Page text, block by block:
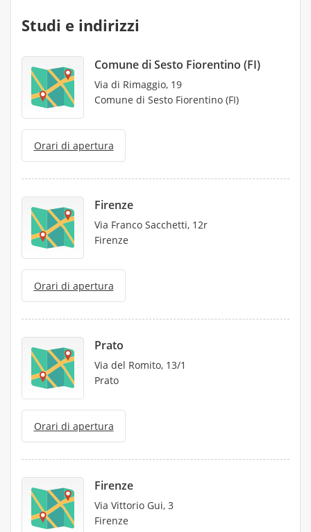
Studi e indirizzi
Comune di Sesto Fiorentino (FI)
Via di Rimaggio, 19
Comune di Sesto Fiorentino (FI)
Orari di apertura
Firenze
Via Franco Sacchetti, 12r
Firenze
Orari di apertura
Prato
Via del Romito, 13/1
Prato
Orari di apertura
Firenze
Via Vittorio Gui, 3
Firenze